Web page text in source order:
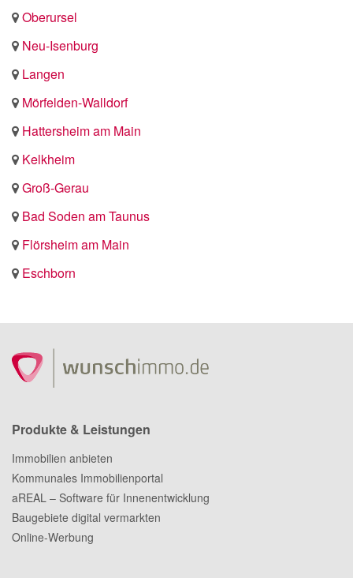
Oberursel
Neu-Isenburg
Langen
Mörfelden-Walldorf
Hattersheim am Main
Kelkheim
Groß-Gerau
Bad Soden am Taunus
Flörsheim am Main
Eschborn
Produkte & Leistungen
Immobilien anbieten
Kommunales Immobilienportal
aREAL – Software für Innenentwicklung
Baugebiete digital vermarkten
Online-Werbung